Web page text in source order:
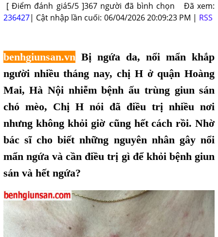
[ Điểm đánh giá5/5 ]367 người đã bình chọn
Đã xem:
236427| Cật nhập lần cuối: 06/04/2026 20:09:23 PM | RSS
benhgiunsan.vnBị ngứa da, nổi mẩn khắp
người nhiều tháng nay, chị H ở quận Hoàng
Mai, Hà Nội nhiễm bệnh ấu trùng giun sán
chó mèo, Chị H nói đã điều trị nhiều nơi
nhưng không khỏi giờ cũng hết, cách rồi. Nhờ
bác sĩ cho biết những nguyên nhân gây nổi
mẩn ngứa và cần điều trị gì để khỏi bệnh giun
sán và hết ngứa?